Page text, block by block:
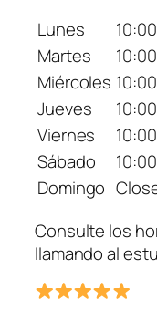
Lunes
Martes
Miércoles
Jueves
Viernes
Sábado
Domingo
Consulte los
llamando al